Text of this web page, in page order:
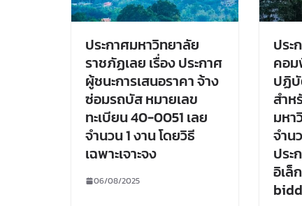
ประกาศมหาวิทยาลัย
ราชภัฏเลย เรื่อง ประกาศ
ผู้ชนะการเสนอราคา จ้าง
ซ่อมรถบัส หมายเลข
ทะเบียน 40-0051 เลย
จำนวน 1 งาน โดยวิธี
เฉพาะเจาะจง
06/08/2025
ประ
คอม
ปฏิบั
สำห
มหา
จำน
ประ
อิเล็